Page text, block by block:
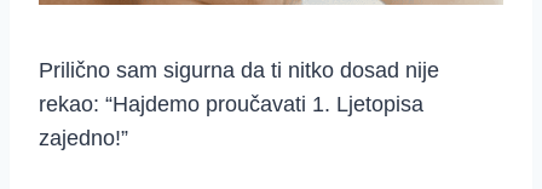
Prilično sam sigurna da ti nitko dosad nije
rekao: “Hajdemo proučavati 1. Ljetopisa
zajedno!”